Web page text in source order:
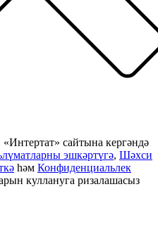
сайтына кергәндә
эшкәртүгә, Шәхси
һәм Конфиденциальлек
куллануга ризалашасыз